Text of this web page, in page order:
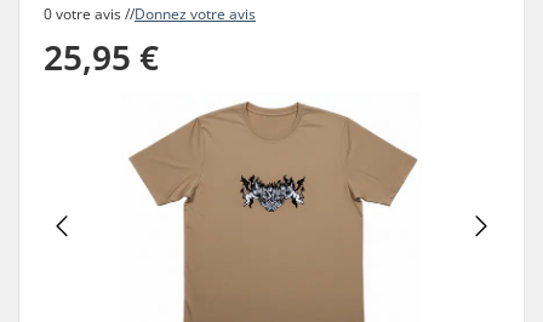
0 votre avis //Donnez votre avis
25,95 €